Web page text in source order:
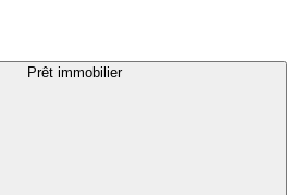
Prêt immobilier